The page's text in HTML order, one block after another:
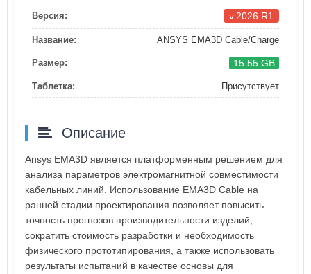
Версия: v.2026 R1
Название: ANSYS EMA3D Cable/Charge
Размер: 15.55 GB
Таблетка: Присутствует
Описание
Ansys EMA3D является платформенным решением для
анализа параметров электромагнитной совместимости
кабельных линий. Использование EMA3D Cable на
ранней стадии проектирования позволяет повысить
точность прогнозов производительности изделий,
сократить стоимость разработки и необходимость
физического прототипирования, а также использовать
результаты испытаний в качестве основы для